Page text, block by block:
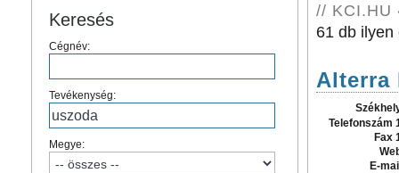
Keresés
Cégnév:
Tevékenység:
Megye:
// KCI.HU
61 db ilyen
Alterra
Telefonszám
Fax
E-